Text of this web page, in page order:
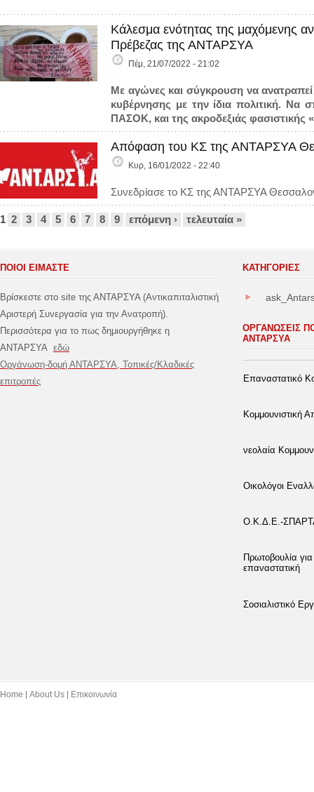
Κάλεσμα ενότητας της μαχόμενης
Πρέβεζας της ΑΝΤΑΡΣΥΑ
Πέμ, 21/07/2022 - 21:02
Με αγώνες και σύγκρουση να
κυβέρνησης με την ίδια πολιτική. Να
ΠΑΣΟΚ, και της ακροδεξιάς φασιστικής
Απόφαση του ΚΣ της ΑΝΤΑΡΣΥΑ
Κυρ, 16/01/2022 - 22:40
Συνεδρίασε το ΚΣ της ΑΝΤΑΡΣΥΑ
Σελίδες
1 2 3 4 5 6 7 8 9 επόμενη › τελευταία »
ΠΟΙΟΙ ΕΙΜΑΣΤΕ
Βρίσκεστε στο site της ΑΝΤΑΡΣΥΑ (Αντικαπιταλιστική
Αριστερή Συνεργασία για την Ανατροπή).
Περισσότερα για το πως δημιουργήθηκε η
ΑΝΤΑΡΣΥΑ εδώ
Οργάνωση-δομή ΑΝΤΑΡΣΥΑ, Τοπικές/Κλαδικές
επιτροπές
ΚΑΤΗΓΟΡΊΕΣ
ΟΡΓΑΝΩΣΕΙΣ
ΑΝΤΑΡΣΥΑ
Επαναστατικό
Κομμουνιστική
νεολαία
Οικολόγοι
Ο.Κ.Δ.Ε.-
Πρωτοβουλία
επαναστατική
Σοσιαλιστικό
Home About Us Επικοινωνία